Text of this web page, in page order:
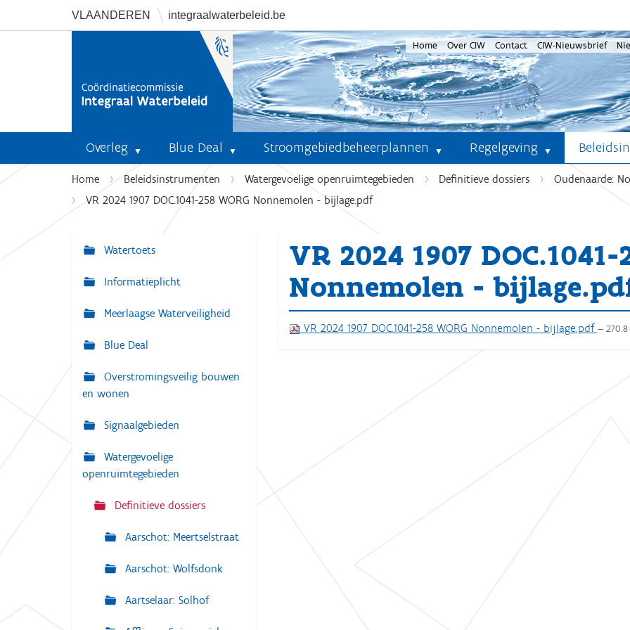
VLAANDEREN integraalwaterbeleid.be
Home Over CIW Contact CIW-Nieuwsbrief
Overleg Blue Deal Stroomgebiedbeheerplannen Regelgeving
U
b
e
Home Beleidsinstrumenten Watergevoelige openruimtegebieden Definitieve dossiers
Oudenaarde:
VR 2024 1907 DOC.1041-258 WORG Nonnemolen - bijlage.pdf
VR 2024 1907 DOC.1041-
Nonnemolen -
VR 2024 1907 DOC.1041-258 WORG Nonnemolen - bijlage.pdf — 270.8
N
a
i
g
t
i
e
Watertoets
Informatieplicht
Meerlaagse Waterveiligheid
Blue Deal
Overstromingsveilig bouwen
en wonen
Signaalgebieden
Watergevoelige
openruimtegebieden
Definitieve dossiers
Aarschot: Meertselstraat
Aarschot: Wolfsdonk
Aartselaar: Solhof